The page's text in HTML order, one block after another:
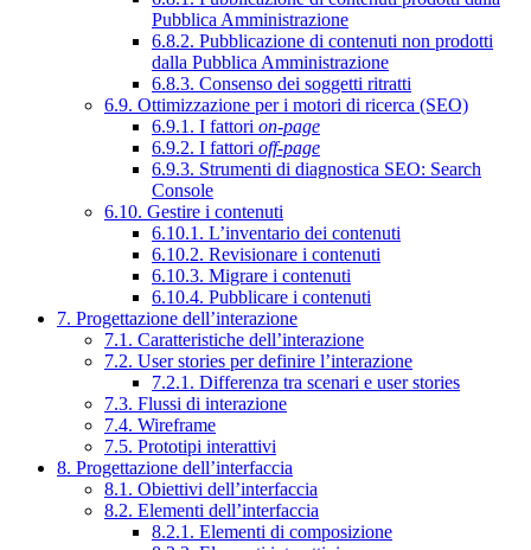
Pubblica Amministrazione
6.8.2. Pubblicazione di contenuti non prodotti
dalla Pubblica Amministrazione
6.8.3. Consenso dei soggetti ritratti
6.9. Ottimizzazione per i motori di ricerca (SEO)
6.9.1. I fattori on-page
6.9.2. I fattori off-page
6.9.3. Strumenti di diagnostica SEO: Search
Console
6.10. Gestire i contenuti
6.10.1. L’inventario dei contenuti
6.10.2. Revisionare i contenuti
6.10.3. Migrare i contenuti
6.10.4. Pubblicare i contenuti
7. Progettazione dell’interazione
7.1. Caratteristiche dell’interazione
7.2. User stories per definire l’interazione
7.2.1. Differenza tra scenari e user stories
7.3. Flussi di interazione
7.4. Wireframe
7.5. Prototipi interattivi
8. Progettazione dell’interfaccia
8.1. Obiettivi dell’interfaccia
8.2. Elementi dell’interfaccia
8.2.1. Elementi di composizione